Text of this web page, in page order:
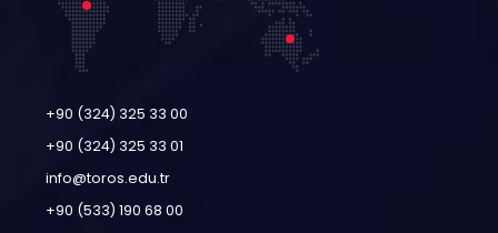
+90 (324) 325 33 00
+90 (324) 325 33 01
info@toros.edu.tr
+90 (533) 190 68 00